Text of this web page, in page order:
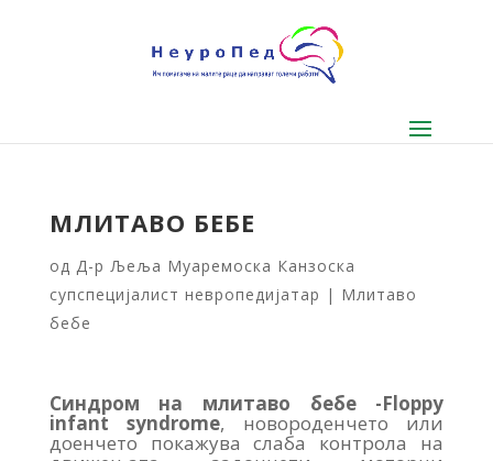
MЛИТАВО БЕБЕ
од Д-р Љеља Муаремоска Канзоска
супспецијалист невропедијатар | Млитаво
бебе
Синдром на млитаво бебе -Floppy
infant syndrome, новороденчето или
доенчето покажува слаба контрола на